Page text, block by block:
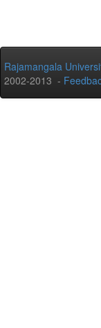
Rajamangala
2002-2013 -